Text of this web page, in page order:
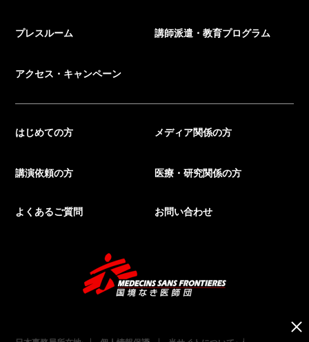
プレスルーム 講師派遣・教育プログラム
アクセス・キャンペーン
はじめての方 メディア関係の方
講演依頼の方 医療・研究関係の方
よくあるご質問 お問い合わせ